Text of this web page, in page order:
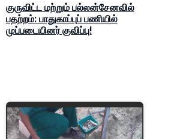
குருவிட்ட மற்றும் பல்லன்சேனவில்
பதற்றம்: பாதுகாப்புப் பணியில்
முப்படையினர் குவிப்பு!